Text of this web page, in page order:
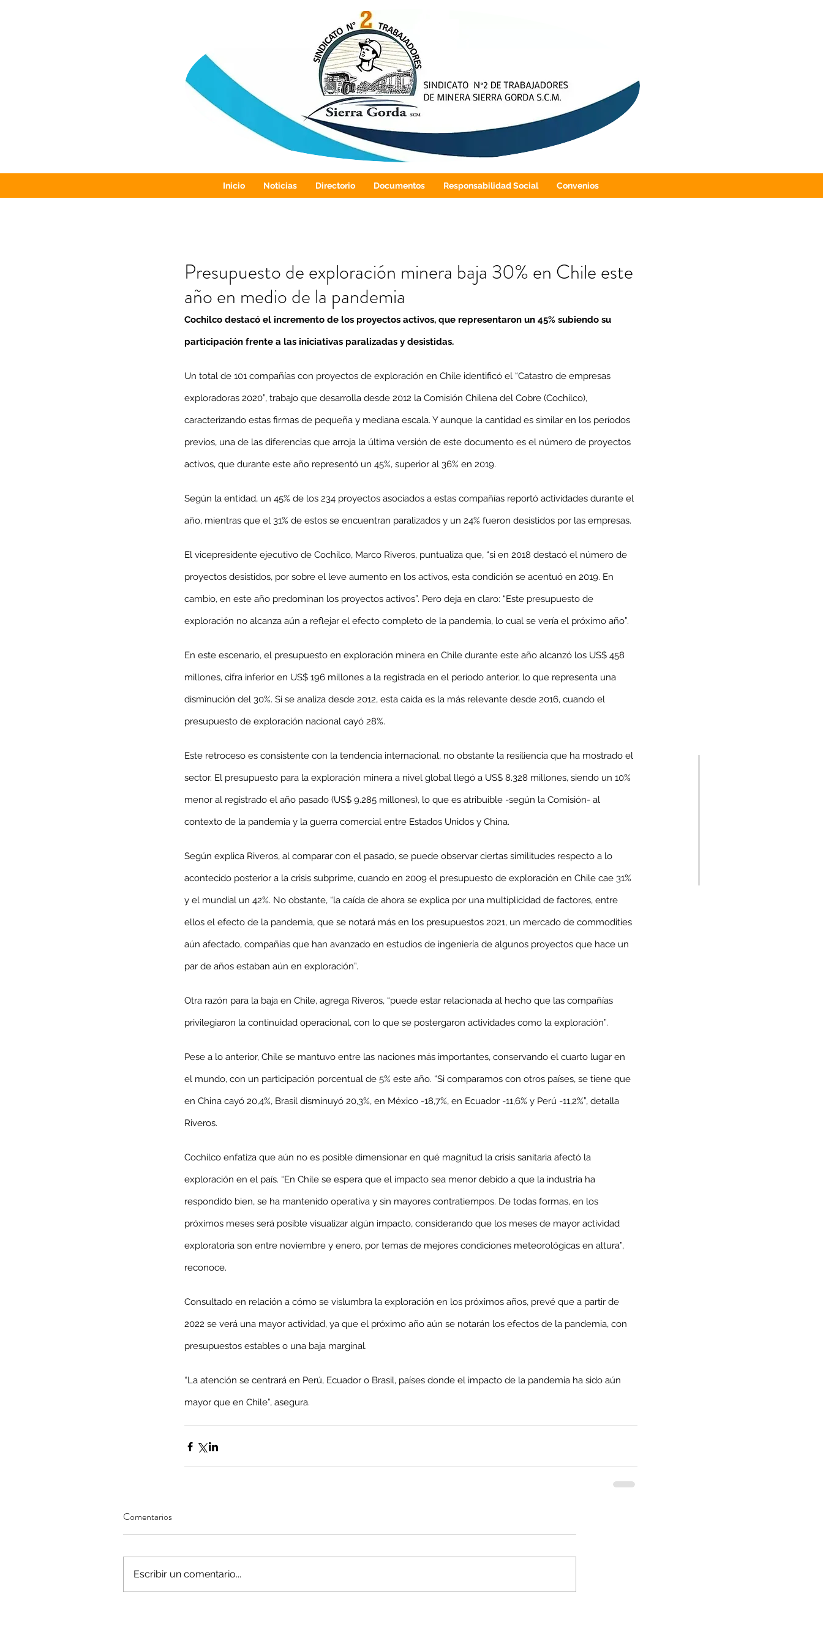
Inicio Noticias Directorio Documentos Responsabilidad Social Convenios
menor producción mientras
operaciones avanzan en
inversión y eficiencia
Comunicado Bono Trimestral
Humberto Vega Rivera
(Q.E.P.D.)
condolenciaslitiosaludo
Presupuesto de exploración minera baja 30% en Chile este
año en medio de la pandemia
Cochilco destacó el incremento de los proyectos activos, que representaron un 45% subiendo su
participación frente a las iniciativas paralizadas y desistidas.
Un total de 101 compañías con proyectos de exploración en Chile identificó el “Catastro de empresas
exploradoras 2020”, trabajo que desarrolla desde 2012 la Comisión Chilena del Cobre (Cochilco),
caracterizando estas firmas de pequeña y mediana escala. Y aunque la cantidad es similar en los períodos
previos, una de las diferencias que arroja la última versión de este documento es el número de proyectos
activos, que durante este año representó un 45%, superior al 36% en 2019.
Según la entidad, un 45% de los 234 proyectos asociados a estas compañías reportó actividades durante el
año, mientras que el 31% de estos se encuentran paralizados y un 24% fueron desistidos por las empresas.
El vicepresidente ejecutivo de Cochilco, Marco Riveros, puntualiza que, “si en 2018 destacó el número de
proyectos desistidos, por sobre el leve aumento en los activos, esta condición se acentuó en 2019. En
cambio, en este año predominan los proyectos activos”. Pero deja en claro: “Este presupuesto de
exploración no alcanza aún a reflejar el efecto completo de la pandemia, lo cual se vería el próximo año”.
En este escenario, el presupuesto en exploración minera en Chile durante este año alcanzó los US$ 458
millones, cifra inferior en US$ 196 millones a la registrada en el período anterior, lo que representa una
disminución del 30%. Si se analiza desde 2012, esta caída es la más relevante desde 2016, cuando el
presupuesto de exploración nacional cayó 28%.
Este retroceso es consistente con la tendencia internacional, no obstante la resiliencia que ha mostrado el
sector. El presupuesto para la exploración minera a nivel global llegó a US$ 8.328 millones, siendo un 10%
menor al registrado el año pasado (US$ 9.285 millones), lo que es atribuible -según la Comisión- al
contexto de la pandemia y la guerra comercial entre Estados Unidos y China.
Según explica Riveros, al comparar con el pasado, se puede observar ciertas similitudes respecto a lo
acontecido posterior a la crisis subprime, cuando en 2009 el presupuesto de exploración en Chile cae 31%
y el mundial un 42%. No obstante, “la caída de ahora se explica por una multiplicidad de factores, entre
ellos el efecto de la pandemia, que se notará más en los presupuestos 2021, un mercado de commodities
aún afectado, compañías que han avanzado en estudios de ingeniería de algunos proyectos que hace un
par de años estaban aún en exploración”.
Otra razón para la baja en Chile, agrega Riveros, “puede estar relacionada al hecho que las compañías
privilegiaron la continuidad operacional, con lo que se postergaron actividades como la exploración”.
Pese a lo anterior, Chile se mantuvo entre las naciones más importantes, conservando el cuarto lugar en
el mundo, con un participación porcentual de 5% este año. “Si comparamos con otros países, se tiene que
en China cayó 20,4%, Brasil disminuyó 20,3%, en México -18,7%, en Ecuador -11,6% y Perú -11,2%”, detalla
Riveros.
Cochilco enfatiza que aún no es posible dimensionar en qué magnitud la crisis sanitaria afectó la
exploración en el país. “En Chile se espera que el impacto sea menor debido a que la industria ha
respondido bien, se ha mantenido operativa y sin mayores contratiempos. De todas formas, en los
próximos meses será posible visualizar algún impacto, considerando que los meses de mayor actividad
exploratoria son entre noviembre y enero, por temas de mejores condiciones meteorológicas en altura”,
reconoce.
Consultado en relación a cómo se vislumbra la exploración en los próximos años, prevé que a partir de
2022 se verá una mayor actividad, ya que el próximo año aún se notarán los efectos de la pandemia, con
presupuestos estables o una baja marginal.
“La atención se centrará en Perú, Ecuador o Brasil, países donde el impacto de la pandemia ha sido aún
mayor que en Chile”, asegura.
Comentarios
Escribir un comentario...